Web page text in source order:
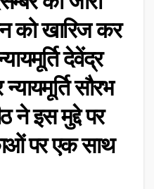
को खारिज कर
देवेंद्र
सौरभ
ने इस मुद्दे पर
पर एक साथ